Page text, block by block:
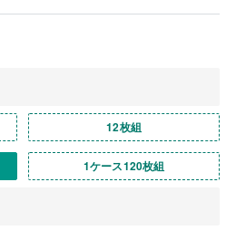
12枚組
1ケース120枚組